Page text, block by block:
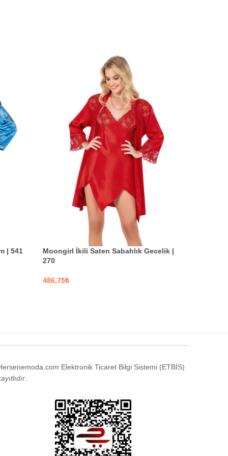
| 541
Moongirl İkili Saten Sabahlık Gecelik |
270
₺
Elektronik Ticaret Bilgi Sistemi (ETBİS)
.